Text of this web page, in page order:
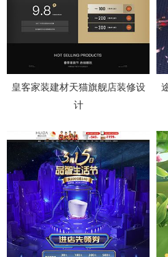
皇客家装建材天猫旗舰店装修设
计